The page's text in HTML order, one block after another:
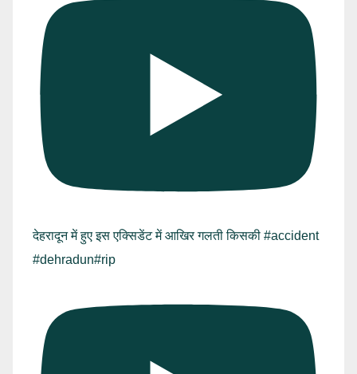
देहरादून में हुए इस एक्सिडेंट में आखिर गलती किसकी #accident
#dehradun#rip